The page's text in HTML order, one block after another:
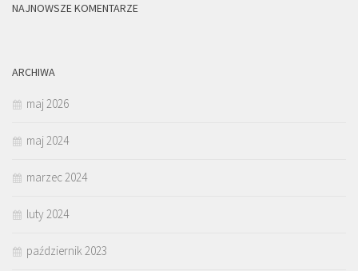
NAJNOWSZE KOMENTARZE
ARCHIWA
maj 2026
maj 2024
marzec 2024
luty 2024
październik 2023